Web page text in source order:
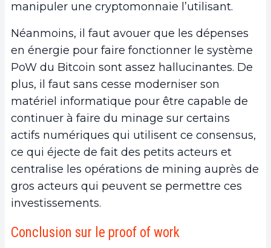
manipuler une cryptomonnaie l’utilisant.
Néanmoins, il faut avouer que les dépenses
en énergie pour faire fonctionner le système
PoW du Bitcoin sont assez hallucinantes. De
plus, il faut sans cesse moderniser son
matériel informatique pour être capable de
continuer à faire du minage sur certains
actifs numériques qui utilisent ce consensus,
ce qui éjecte de fait des petits acteurs et
centralise les opérations de mining auprès de
gros acteurs qui peuvent se permettre ces
investissements.
Conclusion sur le proof of work